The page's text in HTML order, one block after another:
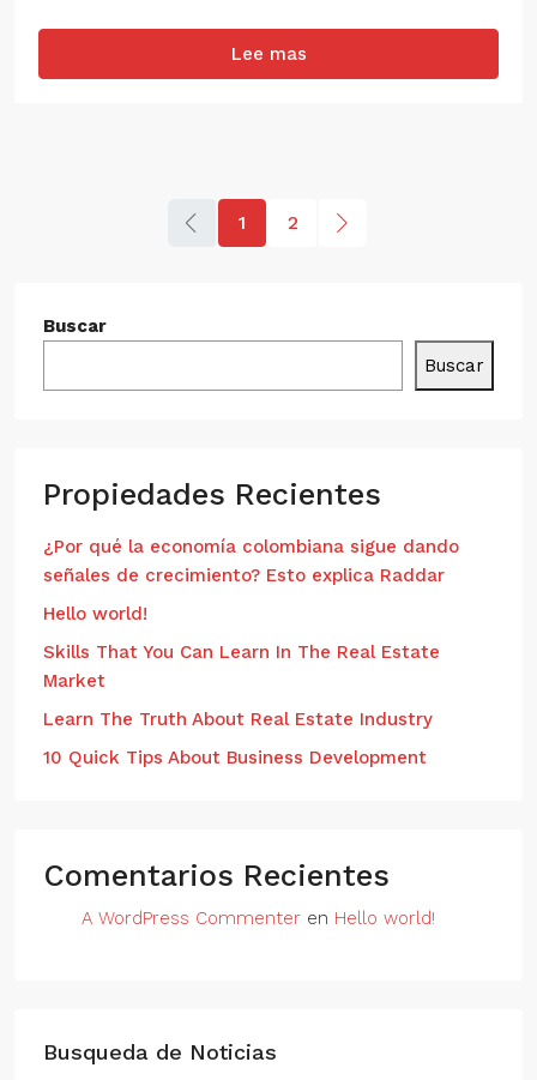
Lee mas
1 2
Buscar
Buscar
Propiedades Recientes
¿Por qué la economía colombiana sigue dando
señales de crecimiento? Esto explica Raddar
Hello world!
Skills That You Can Learn In The Real Estate
Market
Learn The Truth About Real Estate Industry
10 Quick Tips About Business Development
Comentarios Recientes
A WordPress Commenter en Hello world!
Busqueda de Noticias